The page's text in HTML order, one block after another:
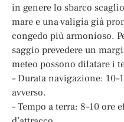
in genere lo sbarco
mare e una valigia già
congedo più armonioso.
saggio prevedere un
meteo possono dilatare i
– Durata navigazione:
avverso.
– Tempo a terra: 8–10 ore